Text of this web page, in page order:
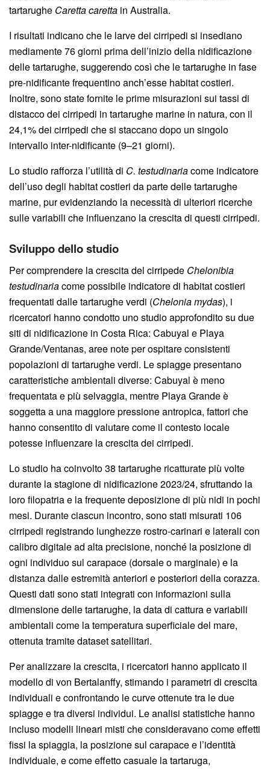
tartarughe Caretta caretta in Australia.
I risultati indicano che le larve dei cirripedi si insediano
mediamente 76 giorni prima dell’inizio della nidificazione
delle tartarughe, suggerendo così che le tartarughe in fase
pre-nidificante frequentino anch’esse habitat costieri.
Inoltre, sono state fornite le prime misurazioni sui tassi di
distacco dei cirripedi in tartarughe marine in natura, con il
24,1% dei cirripedi che si staccano dopo un singolo
intervallo inter-nidificante (9–21 giorni).
Lo studio rafforza l’utilità di C. testudinariacome indicatore
dell’uso degli habitat costieri da parte delle tartarughe
marine, pur evidenziando la necessità di ulteriori ricerche
sulle variabili che influenzano la crescita di questi cirripedi.
Sviluppo dello studio
Per comprendere la crescita del cirripede Chelonibia
testudinariacome possibile indicatore di habitat costieri
frequentati dalle tartarughe verdi (Chelonia mydas), i
ricercatori hanno condotto uno studio approfondito su due
siti di nidificazione in Costa Rica: Cabuyal e Playa
Grande/Ventanas, aree note per ospitare consistenti
popolazioni di tartarughe verdi. Le spiagge presentano
caratteristiche ambientali diverse: Cabuyal è meno
frequentata e più selvaggia, mentre Playa Grande è
soggetta a una maggiore pressione antropica, fattori che
hanno consentito di valutare come il contesto locale
potesse influenzare la crescita dei cirripedi.
Lo studio ha coinvolto 38 tartarughe ricatturate più volte
durante la stagione di nidificazione 2023/24, sfruttando la
loro filopatria e la frequente deposizione di più nidi in pochi
mesi. Durante ciascun incontro, sono stati misurati 106
cirripedi registrando lunghezze rostro-carinari e laterali con
calibro digitale ad alta precisione, nonché la posizione di
ogni individuo sul carapace (dorsale o marginale) e la
distanza dalle estremità anteriori e posteriori della corazza.
Questi dati sono stati integrati con informazioni sulla
dimensione delle tartarughe, la data di cattura e variabili
ambientali come la temperatura superficiale del mare,
ottenuta tramite dataset satellitari.
Per analizzare la crescita, i ricercatori hanno applicato il
modello di von Bertalanffy, stimando i parametri di crescita
individuali e confrontando le curve ottenute tra le due
spiagge e tra diversi individui. Le analisi statistiche hanno
incluso modelli lineari misti che consideravano come effetti
fissi la spiaggia, la posizione sul carapace e l’identità
individuale, e come effetto casuale la tartaruga,